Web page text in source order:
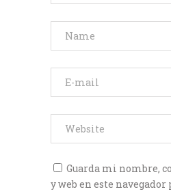
Guarda mi nombre,
y web en este